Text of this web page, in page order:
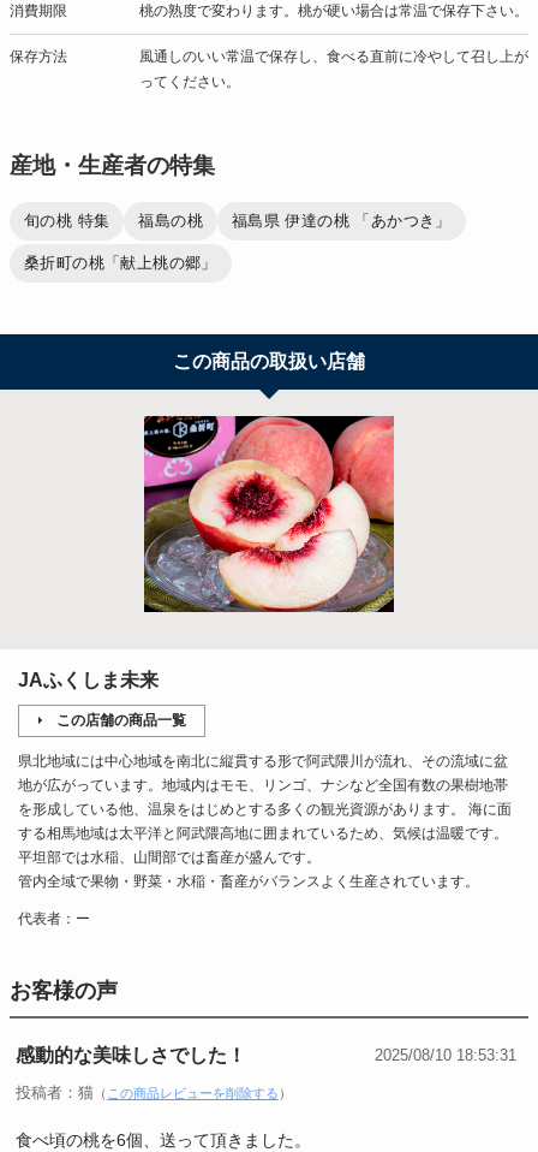
消費期限 桃の熟度で変わります。桃が硬い場合は常温で保存下さい。
保存方法
風通しのいい常温で保存し、食べる直前に冷やして召し上が
ってください。
産地・生産者の特集
旬の桃 特集 福島の桃 福島県 伊達の桃 「あかつき」
桑折町の桃「献上桃の郷」
この商品の取扱い店舗
JAふくしま未来
この店舗の商品一覧
県北地域には中心地域を南北に縦貫する形で阿武隈川が流れ、その流域に盆
地が広がっています。地域内はモモ、リンゴ、ナシなど全国有数の果樹地帯
を形成している他、温泉をはじめとする多くの観光資源があります。 海に面
する相馬地域は太平洋と阿武隈高地に囲まれているため、気候は温暖です。
平坦部では水稲、山間部では畜産が盛んです。
管内全域で果物・野菜・水稲・畜産がバランスよく生産されています。
代表者：ー
お客様の声
感動的な美味しさでした！ 2025/08/10 18:53:31
投稿者：猫 （ この商品レビューを削除する ）
食べ頃の桃を6個、送って頂きました。